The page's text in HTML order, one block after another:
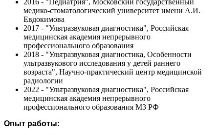
медико-стоматологический университет имени А.И.
Евдокимова
2017 - "Ультразвуковая диагностика", Российская
медицинская академия непрерывного
профессионального образования
2018 - "Ультразвуковая диагностика, Особенности
ультразвукового исследования у детей раннего
возраста", Научно-практический центр медицинской
радиологии
2022 - "Ультразвуковая диагностика", Российская
медицинская академия непрерывного
профессионального образования МЗ РФ
Опыт работы: